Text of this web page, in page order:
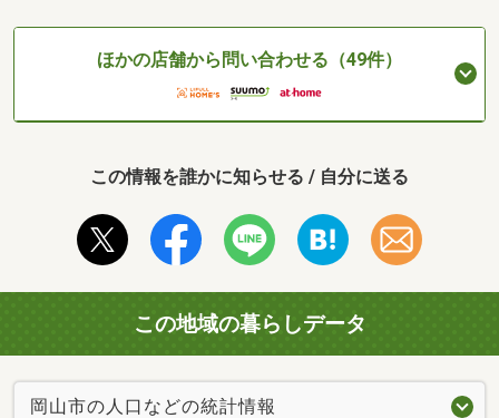
ほかの店舗から問い合わせる（49件）
この情報を誰かに知らせる / 自分に送る
この地域の暮らしデータ
岡山市の人口などの統計情報